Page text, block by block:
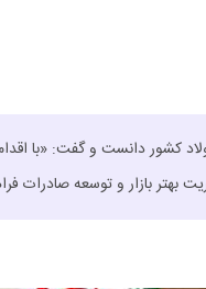
کشور دانست و گفت: «با
بهتر بازار و توسعه صادرات